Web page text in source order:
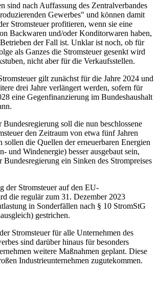
sind nach Auffassung des Zentralverbandes
Gewerbes" und können damit
Stromsteuer profitieren, wenn sie eine
Backwaren und/oder Konditorwaren haben,
der Fall ist. Unklar ist noch, ob für
als Ganzes die Stromsteuer gesenkt wird
nicht aber für die Verkaufsstellen.
gilt zunächst für die Jahre 2024 und
drei Jahre verlängert werden, sofern für
eine Gegenfinanzierung im Bundeshaushalt
soll die nun beschlossene
den Zeitraum von etwa fünf Jahren
sollen die Quellen der erneuerbaren Energien
und Windenergie) besser ausgebaut sein,
Bundesregierung ein Sinken des Strompreises
der Stromsteuer auf den EU-
die regulär zum 31. Dezember 2023
in Sonderfällen nach § 10 StromStG
gestrichen.
Stromsteuer für alle Unternehmen des
sind darüber hinaus für besonders
weitere Maßnahmen geplant. Diese
Industrieunternehmen zugutekommen.